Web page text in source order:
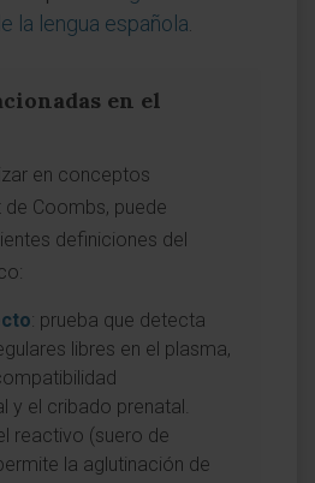
la lengua española
en el
en conceptos
Coombs, puede
definiciones del
: prueba que detecta
libres en el plasma,
y el cribado prenatal.
reactivo (suero de
la aglutinación de